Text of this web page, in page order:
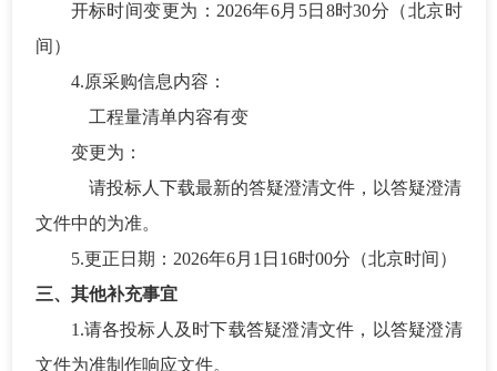
开标时间变更为： 2026年6月 5日 8时30分（北京时
间）
4.原采购信息内容：
工程量清单内容有变
变更为：
请投标人下载最新的答疑澄清文件，以答疑澄清
文件中的为准。
5.更正日期：2026年6月1日16时00分（北京时间）
三、 其他补充事宜
1.请各投标人及时下载答疑澄清文件，以答疑澄清
文件为准制作响应文件。